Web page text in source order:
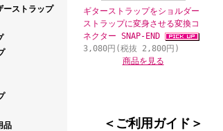
ーストラップ
品
ギターストラップをショルダー
ストラップに変身させる変換コ
ネクター SNAP-END
3,080円(税抜 2,800円)
商品を見る
＜ご利用ガイド＞